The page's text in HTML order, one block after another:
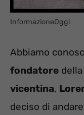
InformazioneOggi
Abbiamo
fondatore della
vicentina,
deciso di andare